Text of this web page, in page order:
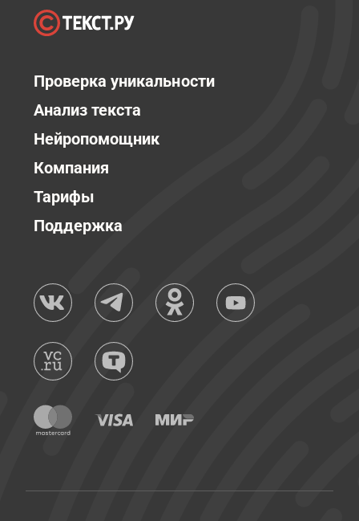
Проверка уникальности
Анализ текста
Нейропомощник
Компания
Тарифы
Поддержка